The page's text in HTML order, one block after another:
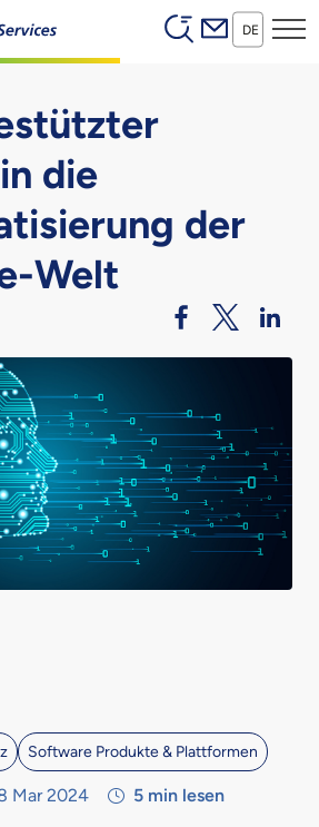
Header
DE
die
der
Welt
Software Produkte & Plattformen
Mar 2024 5 min lesen